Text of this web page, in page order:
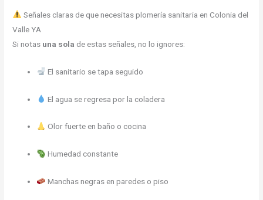
Señales claras de que necesitas plomería sanitaria en Colonia del
Valle YA
Si notas una sola de estas señales, no lo ignores:
El sanitario se tapa seguido
El agua se regresa por la coladera
Olor fuerte en baño o cocina
Humedad constante
Manchas negras en paredes o piso